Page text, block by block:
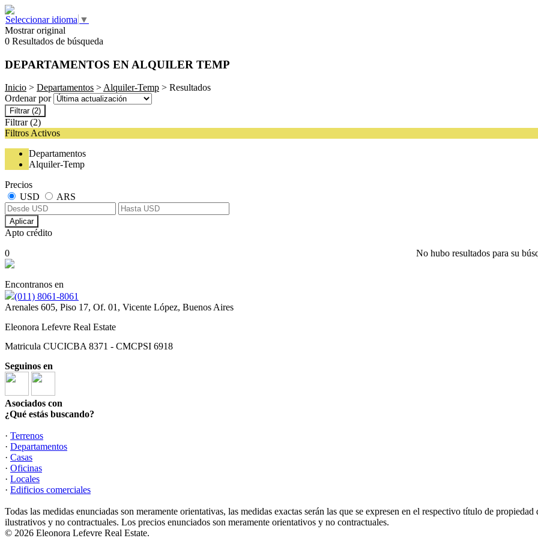
Seleccionar idioma ▼
Mostrar original
0 Resultados de búsqueda
DEPARTAMENTOS EN ALQUILER TEMP
Inicio > Departamentos >Alquiler-Temp > Resultados
Ordenar por
Filtrar (2)
Filtrar (2)
Filtros Activos
Departamentos
Alquiler-Temp
Precios
USD
ARS
Aplicar
Apto crédito
No hubo resultados para su
0
Encontranos en
(011) 8061-8061
Arenales 605, Piso 17, Of. 01, Vicente López, Buenos Aires
Eleonora Lefevre Real Estate
Matricula CUCICBA 8371 - CMCPSI 6918
Seguinos en
Asociados con
¿Qué estás buscando?
· Terrenos
· Departamentos
· Casas
· Oficinas
· Locales
· Edificios comerciales
Todas las medidas enunciadas son meramente orientativas, las medidas exactas serán las que se expresen en el respectivo título de
ilustrativos y no contractuales. Los precios enunciados son meramente orientativos y no contractuales.
© 2026 Eleonora Lefevre Real Estate.